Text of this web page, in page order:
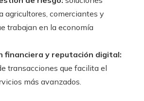
agricultores, comerciantes y
trabajan en la economía
financiera y reputación digital:
transacciones que facilita el
más avanzados.